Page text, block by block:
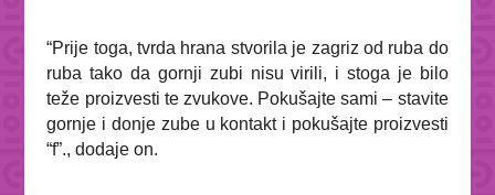
“Prije toga, tvrda hrana stvorila je zagriz od ruba do
ruba tako da gornji zubi nisu virili, i stoga je bilo
teže proizvesti te zvukove. Pokušajte sami – stavite
gornje i donje zube u kontakt i pokušajte proizvesti
“f”., dodaje on.